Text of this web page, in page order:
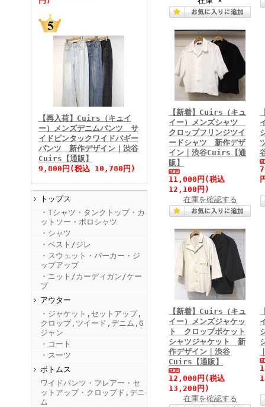
FINEBOYS2025年11月号
FINEBOYS2025年10月号
FINEBOYS2025年9月号
【再入荷】Cuirs（キュイ
ー）メンズデニムパンツ サ
イドピンタックワイドバギー
パンツ 新作デザイン｜渋谷
Cuirs【通販】
9,800円(税込 10,780円)
トップス
・Tシャツ・タンクトップ・カ
ットソー・ポロシャツ
・シャツ
・ベスト/ジレ
・スウェット・パーカー・ジ
ップアップ
・ニット/カーディガン/ケー
プ
アウター
・ジャケット,セットアップ,
クロップ,ツイード,デニム,G
ジャン
・コート
・スーツ
ボトムス
ワイドパンツ・フレアー・セ
ットアップ・クロップド,デニ
ム
【新着】Cuirs（キュ
イー）メンズシャツ
クロップフリンジツイ
ードシャツ 新作デザ
イン｜渋谷Cuirs【通
販】
11,000円 (税込
12,100円)
在庫を確認する
【新着】Cuirs（キュ
イー）メンズジャケッ
ト クロップポケット
シャツジャケット 新
作デザイン｜渋谷
Cuirs【通販】
12,000円 (税込
13,200円)
在庫を確認する